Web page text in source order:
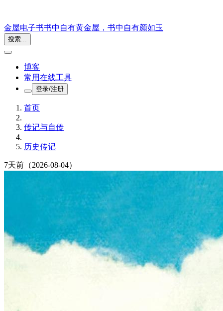
金屋电子书书中自有黄金屋，书中自有颜如玉
搜索...
博客
常用在线工具
登录/注册
首页
传记与自传
历史传记
7天前 （2026-08-04）